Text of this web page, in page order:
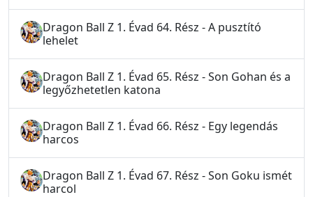
Dragon Ball Z 1. Évad 64. Rész - A pusztító
lehelet
Dragon Ball Z 1. Évad 65. Rész - Son Gohan és a
legyőzhetetlen katona
Dragon Ball Z 1. Évad 66. Rész - Egy legendás
harcos
Dragon Ball Z 1. Évad 67. Rész - Son Goku ismét
harcol